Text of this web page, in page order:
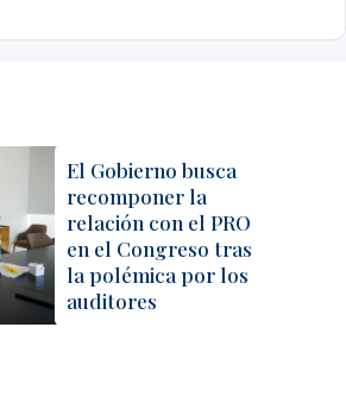
El Gobierno busca
recomponer la
relación con el PRO
en el Congreso tras
la polémica por los
auditores